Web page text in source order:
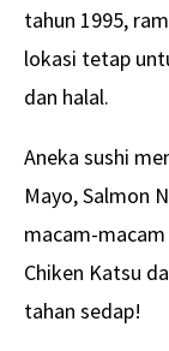
tahun 1995,
lokasi tetap
dan halal.
Aneka sushi
Mayo, Salmon
macam-
Chiken Katsu
tahan sedap!